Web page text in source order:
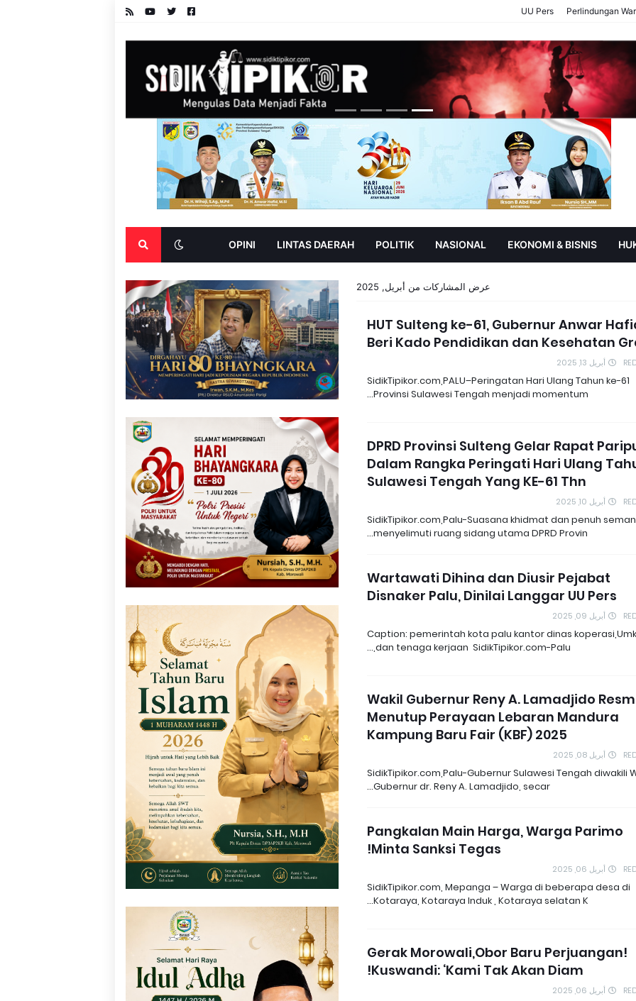
Perlindungan
UU Pers
EKONOMI & BISNIS
NASIONAL
POLITIK
LINTAS DAERAH
OPINI
عرض المشاركات من أبريل, 2025
HUT Sulteng ke-61, Gubernur Anwar
Beri Kado Pendidikan dan Kesehatan
أبريل 13, 2025
SidikTipikor.com,PALU–Peringatan Hari Ulang Tahun ke-61
Provinsi Sulawesi Tengah menjadi momentum…
DPRD Provinsi Sulteng Gelar Rapat
Dalam Rangka Peringati Hari Ulang
Sulawesi Tengah Yang KE-61 Thn
أبريل 10, 2025
SidikTipikor.com,Palu-Suasana khidmat dan penuh
menyelimuti ruang sidang utama DPRD Provin…
Wartawati Dihina dan Diusir Pejabat
Disnaker Palu, Dinilai Langgar UU Pers
أبريل 09, 2025
Caption: pemerintah kota palu kantor dinas
dan tenaga kerjaan SidikTipikor.com-Palu,…
Wakil Gubernur Reny A. Lamadjido
Menutup Perayaan Lebaran Mandura
Kampung Baru Fair (KBF) 2025
أبريل 08, 2025
SidikTipikor.com,Palu-Gubernur Sulawesi Tengah diwakili
Gubernur dr. Reny A. Lamadjido, secar…
Pangkalan Main Harga, Warga Parimo
Minta Sanksi Tegas!
أبريل 06, 2025
SidikTipikor.com, Mepanga – Warga di beberapa desa di
Kotaraya, Kotaraya Induk , Kotaraya selatan K…
Gerak Morowali,Obor Baru Perjuangan!
Kuswandi: ‘Kami Tak Akan Diam!
أبريل 06, 2025